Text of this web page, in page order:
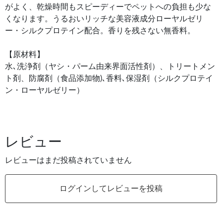
がよく、乾燥時間もスピーディーでペットへの負担も少な
くなります。うるおいリッチな美容液成分ローヤルゼリ
ー・シルクプロテイン配合。香りを残さない無香料。
【原材料】
水､洗浄剤（ヤシ・パーム由来界面活性剤）、トリートメン
ト剤、防腐剤（食品添加物)､香料､保湿剤（シルクプロテイ
ン・ローヤルゼリー）
レビュー
レビューはまだ投稿されていません
ログインしてレビューを投稿